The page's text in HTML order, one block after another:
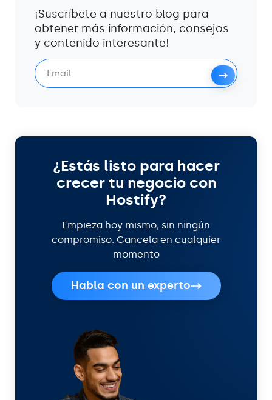
¡Suscríbete a nuestro blog para
obtener más información, consejos
y contenido interesante!
¿Estás listo para hacer
crecer tu negocio con
Hostify?
Empieza hoy mismo, sin ningún
compromiso. Cancela en cualquier
momento
Habla con un experto